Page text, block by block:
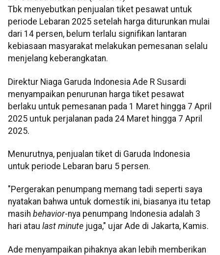
Tbk menyebutkan penjualan tiket pesawat untuk
periode Lebaran 2025 setelah harga diturunkan mulai
dari 14 persen, belum terlalu signifikan lantaran
kebiasaan masyarakat melakukan pemesanan selalu
menjelang keberangkatan.
Direktur Niaga Garuda Indonesia Ade R Susardi
menyampaikan penurunan harga tiket pesawat
berlaku untuk pemesanan pada 1 Maret hingga 7 April
2025 untuk perjalanan pada 24 Maret hingga 7 April
2025.
Menurutnya, penjualan tiket di Garuda Indonesia
untuk periode Lebaran baru 5 persen.
"Pergerakan penumpang memang tadi seperti saya
nyatakan bahwa untuk domestik ini, biasanya itu tetap
masih behavior-nya penumpang Indonesia adalah 3
hari atau last minute juga," ujar Ade di Jakarta, Kamis.
Ade menyampaikan pihaknya akan lebih memberikan